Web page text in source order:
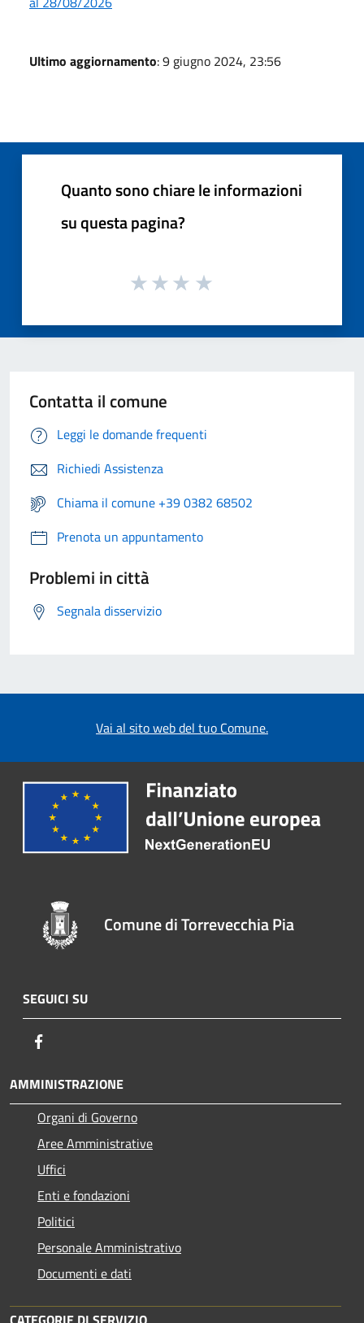
Ultimo aggiornamento: 9 giugno 2024, 23:56
Quanto sono chiare le informazioni
su questa pagina?
Contatta il comune
Leggi le domande frequenti
Richiedi Assistenza
Chiama il comune +39 0382 68502
Prenota un appuntamento
Problemi in città
Segnala disservizio
Vai al sito web del tuo Comune.
Comune di Torrevecchia Pia
SEGUICI SU
AMMINISTRAZIONE
Organi di Governo
Aree Amministrative
Uffici
Enti e fondazioni
Politici
Personale Amministrativo
Documenti e dati